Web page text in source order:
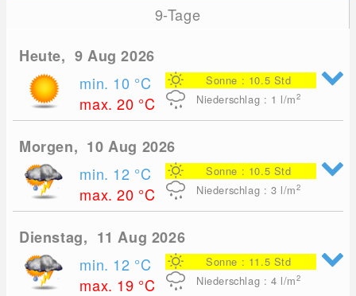
9-Tage
Heute, 9 Aug 2026
min. 10 °C
max. 20 °C
Sonne : 10.5 Std
Niederschlag : 1 l/m2
Morgen, 10 Aug 2026
min. 12 °C
max. 20 °C
Sonne : 10.5 Std
Niederschlag : 3 l/m2
Dienstag, 11 Aug 2026
min. 12 °C
max. 19 °C
Sonne : 11.5 Std
Niederschlag : 4 l/m2